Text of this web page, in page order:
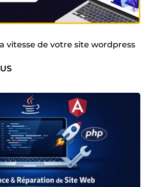
vitesse de votre site wordpress